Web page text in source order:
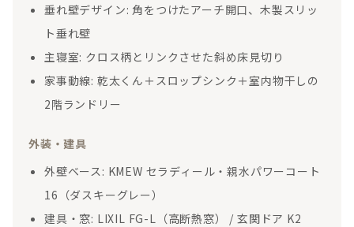
垂れ壁デザイン: 角をつけたアーチ開口、木製スリッ
ト垂れ壁
主寝室: クロス柄とリンクさせた斜め床見切り
家事動線: 乾太くん＋スロップシンク＋室内物干しの
2階ランドリー
外装・建具
外壁ベース: KMEW セラディール・親水パワーコート
16（ダスキーグレー）
建具・窓: LIXIL FG-L（高断熱窓） / 玄関ドア K2